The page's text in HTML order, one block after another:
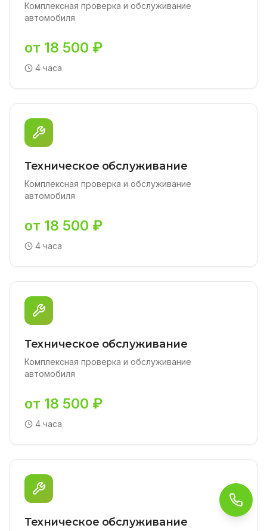
Комплексная проверка и обслуживание
автомобиля
от 18 500 ₽
4 часа
Техническое обслуживание
Комплексная проверка и обслуживание
автомобиля
от 18 500 ₽
4 часа
Техническое обслуживание
Комплексная проверка и обслуживание
автомобиля
от 18 500 ₽
4 часа
Техническое обслуживание